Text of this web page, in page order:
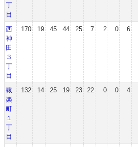
丁
目
西
神
田
３
丁
目
170 19 45 44 25 7 2 0 6
猿
楽
町
１
丁
目
132 14 25 19 23 22 0 0 4